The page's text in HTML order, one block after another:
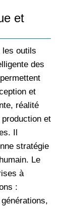
et
les outils
des
et
réalité
et
Il
stratégie
Le
à
: